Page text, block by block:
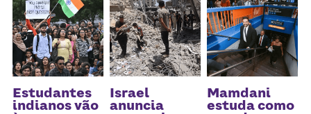
Estudantes
indianos vão
Israel
anuncia
Mamdani
estuda como